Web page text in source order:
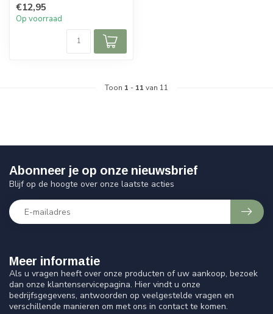
(lxb)
Afmet...
€12,95
Op voorraad
Toon 1 - 11 van 11
Meer informatie
Als u vragen heeft over onze producten of uw aankoop, bezoek
dan onze klantenservicepagina. Hier vindt u onze
bedrijfsgegevens, antwoorden op veelgestelde vragen en
verschillende manieren om met ons in contact te komen.
Abonneer je op onze nieuwsbrief
Blijf op de hoogte over onze laatste acties